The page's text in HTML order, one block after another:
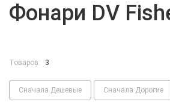
Фонари DV
Товаров: 3
Сначала Дешевые Сначала Дорогие